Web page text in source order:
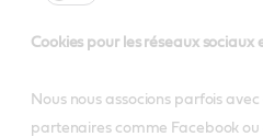
slider
Cookies pour les réseaux
Nous nous associons parfois
partenaires comme Facebook